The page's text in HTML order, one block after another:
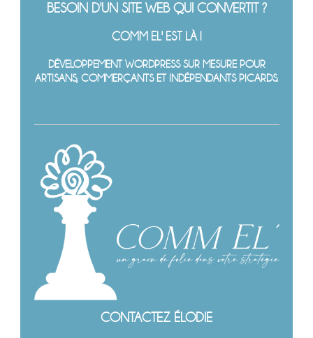
BESOIN D'UN SITE WEB QUI CONVERTIT ?
COMM EL' EST LÀ !
DÉVELOPPEMENT WORDPRESS SUR MESURE POUR
ARTISANS, COMMERÇANTS ET INDÉPENDANTS PICARDS.
CONTACTEZ ÉLODIE